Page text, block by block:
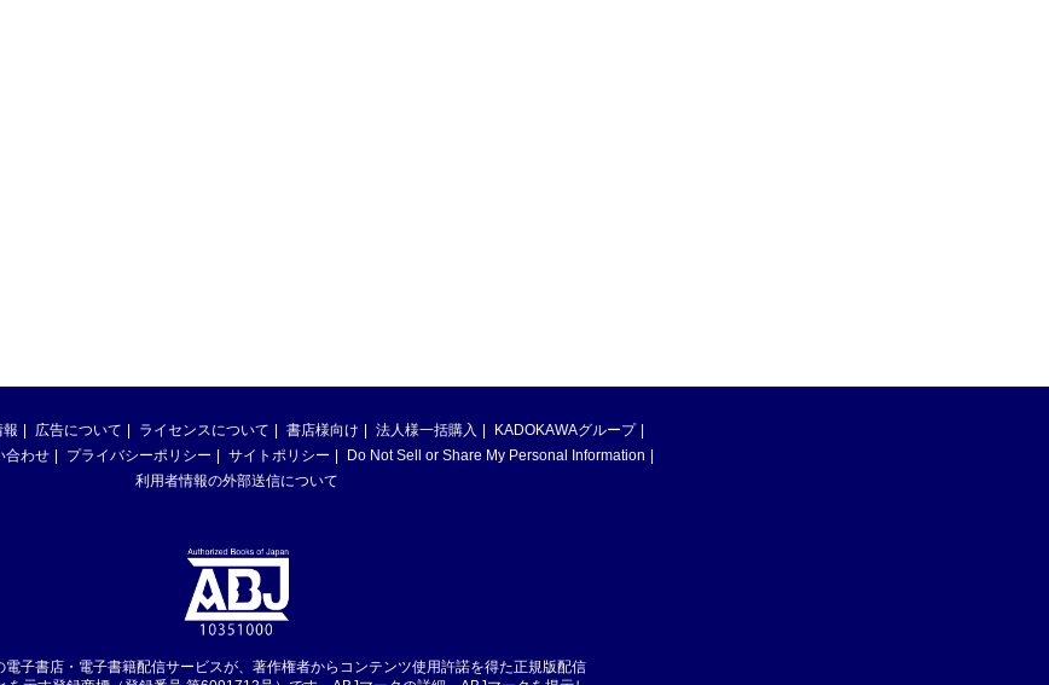
報 広告について ライセンスについて 書店様向け 法人様一括購入
KADOKAWAグループ
合わせ プライバシーポリシー サイトポリシー
Do Not Sell or Share My Personal Information
利用者情報の外部送信について
電子書店・電子書籍配信サービスが、著作権者からコンテンツ使用許諾を得た正規版配信